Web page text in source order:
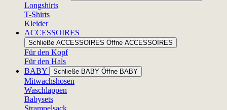
Longshirts
T-Shirts
Kleider
ACCESSOIRES
Schließe ACCESSOIRES Öffne ACCESSOIRES
Für den Kopf
Für den Hals
BABY
Schließe BABY Öffne BABY
Mitwachshosen
Waschlappen
Babysets
Strampelsack